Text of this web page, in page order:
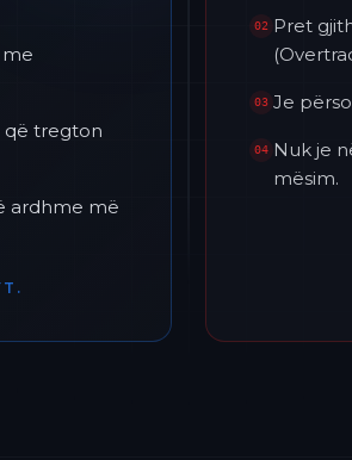
02 Pret
03 Je
04 Nuk je
mësim.
që tregton
ardhme më